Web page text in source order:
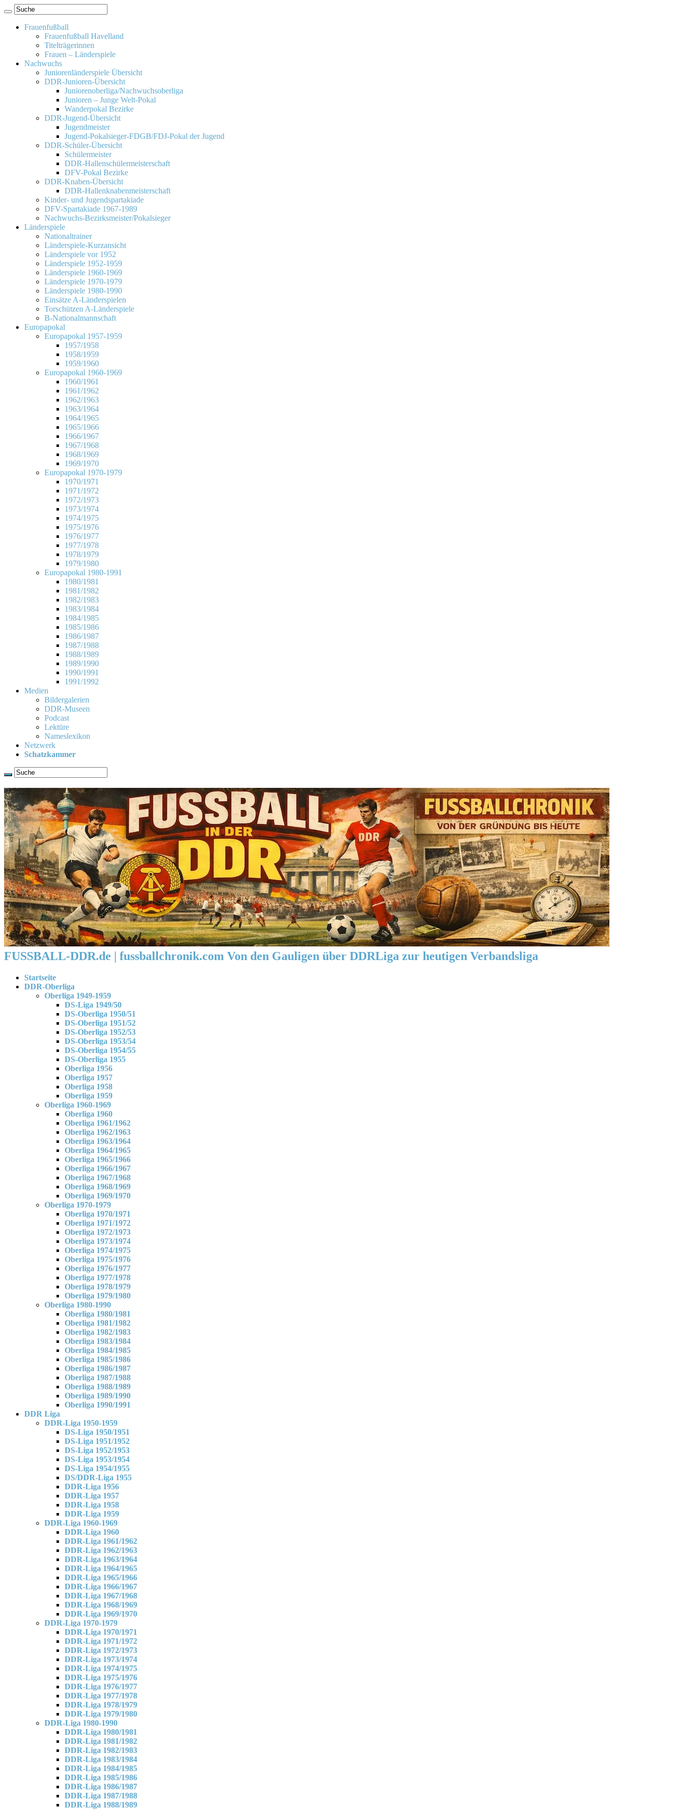
Frauenfußball
Frauenfußball Havelland
Titelträgerinnen
Frauen – Länderspiele
Nachwuchs
Juniorenländerspiele Übersicht
DDR-Junioren-Übersicht
Juniorenoberliga/Nachwuchsoberliga
Junioren – Junge Welt-Pokal
Wanderpokal Bezirke
DDR-Jugend-Übersicht
Jugendmeister
Jugend-Pokalsieger-FDGB/FDJ-Pokal der Jugend
DDR-Schüler-Übersicht
Schülermeister
DDR-Hallenschülermeisterschaft
DFV-Pokal Bezirke
DDR-Knaben-Übersicht
DDR-Hallenknabenmeisterschaft
Kinder- und Jugendspartakiade
DFV-Spartakiade 1967-1989
Nachwuchs-Bezirksmeister/Pokalsieger
Länderspiele
Nationaltrainer
Länderspiele-Kurzansicht
Länderspiele vor 1952
Länderspiele 1952-1959
Länderspiele 1960-1969
Länderspiele 1970-1979
Länderspiele 1980-1990
Einsätze A-Länderspielen
Torschützen A-Länderspiele
B-Nationalmannschaft
Europapokal
Europapokal 1957-1959
1957/1958
1958/1959
1959/1960
Europapokal 1960-1969
1960/1961
1961/1962
1962/1963
1963/1964
1964/1965
1965/1966
1966/1967
1967/1968
1968/1969
1969/1970
Europapokal 1970-1979
1970/1971
1971/1972
1972/1973
1973/1974
1974/1975
1975/1976
1976/1977
1977/1978
1978/1979
1979/1980
Europapokal 1980-1991
1980/1981
1981/1982
1982/1983
1983/1984
1984/1985
1985/1986
1986/1987
1987/1988
1988/1989
1989/1990
1990/1991
1991/1992
Medien
Bildergalerien
DDR-Museen
Podcast
Lektüre
Nameslexikon
Netzwerk
Schatzkammer
FUSSBALL-DDR.de | fussballchronik.com Von den Gauligen über DDRLiga zur heutigen Verbandsliga
Startseite
DDR-Oberliga
Oberliga 1949-1959
DS-Liga 1949/50
DS-Oberliga 1950/51
DS-Oberliga 1951/52
DS-Oberliga 1952/53
DS-Oberliga 1953/54
DS-Oberliga 1954/55
DS-Oberliga 1955
Oberliga 1956
Oberliga 1957
Oberliga 1958
Oberliga 1959
Oberliga 1960-1969
Oberliga 1960
Oberliga 1961/1962
Oberliga 1962/1963
Oberliga 1963/1964
Oberliga 1964/1965
Oberliga 1965/1966
Oberliga 1966/1967
Oberliga 1967/1968
Oberliga 1968/1969
Oberliga 1969/1970
Oberliga 1970-1979
Oberliga 1970/1971
Oberliga 1971/1972
Oberliga 1972/1973
Oberliga 1973/1974
Oberliga 1974/1975
Oberliga 1975/1976
Oberliga 1976/1977
Oberliga 1977/1978
Oberliga 1978/1979
Oberliga 1979/1980
Oberliga 1980-1990
Oberliga 1980/1981
Oberliga 1981/1982
Oberliga 1982/1983
Oberliga 1983/1984
Oberliga 1984/1985
Oberliga 1985/1986
Oberliga 1986/1987
Oberliga 1987/1988
Oberliga 1988/1989
Oberliga 1989/1990
Oberliga 1990/1991
DDR Liga
DDR-Liga 1950-1959
DS-Liga 1950/1951
DS-Liga 1951/1952
DS-Liga 1952/1953
DS-Liga 1953/1954
DS-Liga 1954/1955
DS/DDR-Liga 1955
DDR-Liga 1956
DDR-Liga 1957
DDR-Liga 1958
DDR-Liga 1959
DDR-Liga 1960-1969
DDR-Liga 1960
DDR-Liga 1961/1962
DDR-Liga 1962/1963
DDR-Liga 1963/1964
DDR-Liga 1964/1965
DDR-Liga 1965/1966
DDR-Liga 1966/1967
DDR-Liga 1967/1968
DDR-Liga 1968/1969
DDR-Liga 1969/1970
DDR-Liga 1970-1979
DDR-Liga 1970/1971
DDR-Liga 1971/1972
DDR-Liga 1972/1973
DDR-Liga 1973/1974
DDR-Liga 1974/1975
DDR-Liga 1975/1976
DDR-Liga 1976/1977
DDR-Liga 1977/1978
DDR-Liga 1978/1979
DDR-Liga 1979/1980
DDR-Liga 1980-1990
DDR-Liga 1980/1981
DDR-Liga 1981/1982
DDR-Liga 1982/1983
DDR-Liga 1983/1984
DDR-Liga 1984/1985
DDR-Liga 1985/1986
DDR-Liga 1986/1987
DDR-Liga 1987/1988
DDR-Liga 1988/1989